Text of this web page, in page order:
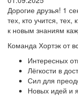
Дорогие друзья! 1
тех, кто учится, тех,
к новым знаниям
Команда Хортэк от
Интересных
Лёгкости в
Сил для
Новых идей и